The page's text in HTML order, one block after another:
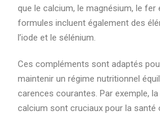
que le calcium, le magnésium, le fer
formules incluent également des
l’iode et le sélénium.
Ces compléments sont adaptés
maintenir un régime nutritionnel
carences courantes. Par exemple,
calcium sont cruciaux pour la santé